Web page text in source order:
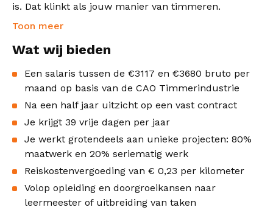
is. Dat klinkt als jouw manier van timmeren.
Toon meer
Wat wij bieden
Een salaris tussen de €3117 en €3680 bruto per
maand op basis van de CAO Timmerindustrie
Na een half jaar uitzicht op een vast contract
Je krijgt 39 vrije dagen per jaar
Je werkt grotendeels aan unieke projecten: 80%
maatwerk en 20% seriematig werk
Reiskostenvergoeding van € 0,23 per kilometer
Volop opleiding en doorgroeikansen naar
leermeester of uitbreiding van taken